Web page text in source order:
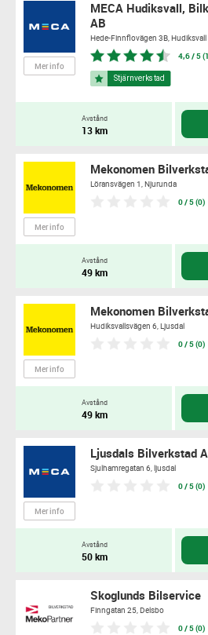
Mer info
MECA Hudiksvall,
AB
Hede-Finnflovägen 3B,Hudiksvall
4,6 / 5
Avstånd
13 km
Mer info
Mekonomen
Löransvägen 1,Njurunda
0 / 5 (0)
Avstånd
49 km
Mer info
Mekonomen
Hudiksvallsvägen 6,Ljusdal
0 / 5 (0)
Avstånd
49 km
Mer info
Ljusdals Bilverkstad
Sjulhamregatan 6,ljusdal
0 / 5 (0)
Avstånd
50 km
Skoglunds Bilservice
Finngatan 25,Delsbo
0 / 5 (0)